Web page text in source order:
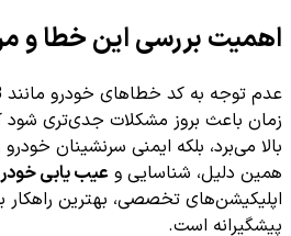
اهمیت بررسی این خطا و
زمان باعث بروز مشکلات جدی‌تری شود
بالا می‌برد، بلکه ایمنی سرنشینان
همین دلیل، شناسایی و عیب یابی
اپلیکیشن‌های تخصصی، بهترین
پیشگیرانه است.